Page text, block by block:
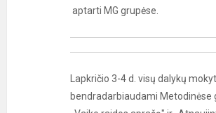
aptarti MG grupėse.
Lapkričio 3-4 d. visų dalykų
bendradarbiaudami Metodinėse